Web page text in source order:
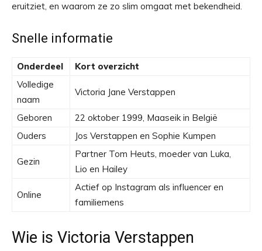
eruitziet, en waarom ze zo slim omgaat met bekendheid.
Snelle informatie
Onderdeel
Kort overzicht
Volledige
naam
Victoria Jane Verstappen
Geboren
22 oktober 1999, Maaseik in België
Ouders
Jos Verstappen en Sophie Kumpen
Gezin
Partner Tom Heuts, moeder van Luka,
Lio en Hailey
Online
Actief op Instagram als influencer en
familiemens
Wie is Victoria Verstappen